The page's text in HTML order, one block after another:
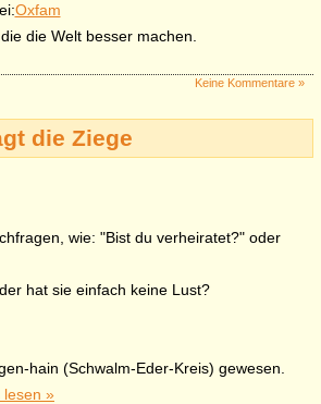
Oxfam
die Welt besser machen.
Keine Kommentare »
die Ziege
wie: "Bist du verheiratet?" oder
hat sie einfach keine Lust?
hain (Schwalm-Eder-Kreis) gewesen.
lesen »